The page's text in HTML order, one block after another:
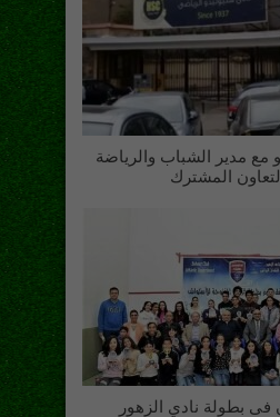
مع مدير الشباب والرياضة
المشترك
فى بطولة نادي الزهور